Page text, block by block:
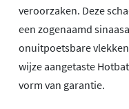
veroorzaken. Deze
een zogenaamd
onuitpoetsbare
wijze aangetaste
vorm van garantie.